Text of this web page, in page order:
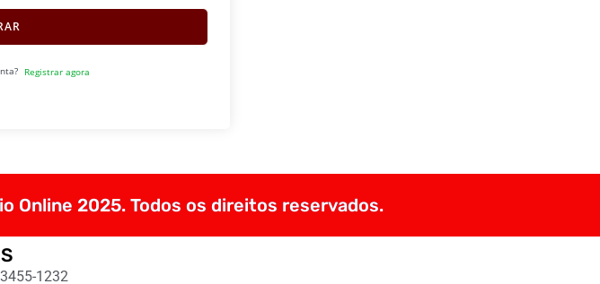
Registrar agora
Online 2025. Todos os direitos reservados.
1232